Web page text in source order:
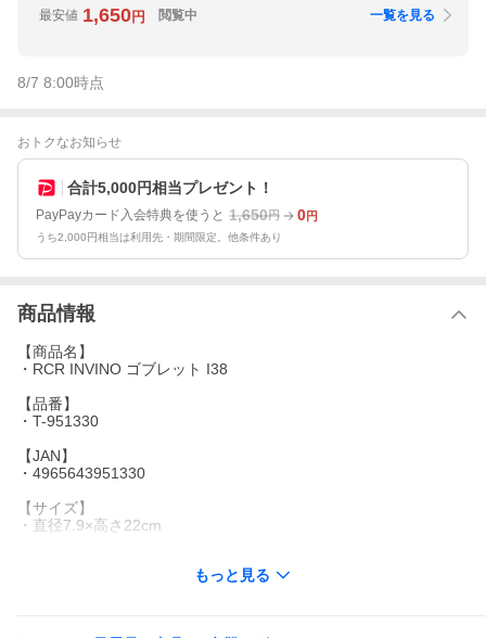
最安値 1,650円 閲覧中 一覧を見る
8/7 8:00時点
おトクなお知らせ
合計5,000円相当プレゼント！
PayPayカード入会特典を使うと 1,650円 0円
うち2,000円相当は利用先・期間限定。他条件あり
商品情報
【商品名】
・RCR INVINO ゴブレット I38
【品番】
・T-951330
【JAN】
・4965643951330
【サイズ】
・直径7.9×高さ22cm
もっと見る